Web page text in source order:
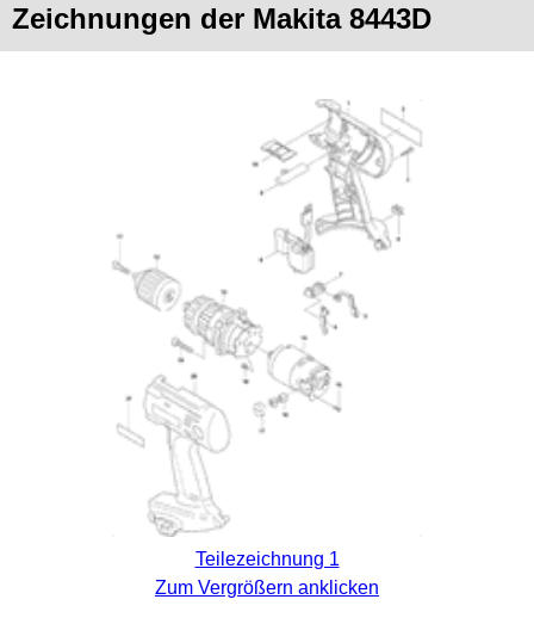
Zeichnungen der Makita 8443D
Teilezeichnung 1
Zum Vergrößern anklicken